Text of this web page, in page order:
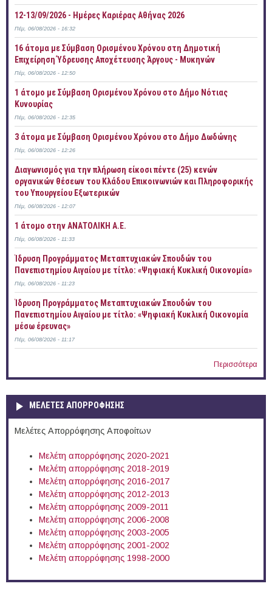
12-13/09/2026 - Ημέρες Καριέρας Αθήνας 2026
Πέμ, 06/08/2026 - 16:32
16 άτομα με Σύμβαση Ορισμένου Χρόνου στη Δημοτική
Επιχείρηση Ύδρευσης Αποχέτευσης Άργους - Μυκηνών
Πέμ, 06/08/2026 - 12:50
1 άτομο με Σύμβαση Ορισμένου Χρόνου στο Δήμο Νότιας
Κυνουρίας
Πέμ, 06/08/2026 - 12:35
3 άτομα με Σύμβαση Ορισμένου Χρόνου στο Δήμο Δωδώνης
Πέμ, 06/08/2026 - 12:26
Διαγωνισμός για την πλήρωση είκοσι πέντε (25) κενών
οργανικών θέσεων του Κλάδου Επικοινωνιών και Πληροφορικής
του Υπουργείου Εξωτερικών
Πέμ, 06/08/2026 - 12:07
1 άτομο στην ΑΝΑΤΟΛΙΚΗ Α.Ε.
Πέμ, 06/08/2026 - 11:33
Ίδρυση Προγράμματος Μεταπτυχιακών Σπουδών του
Πανεπιστημίου Αιγαίου με τίτλο: «Ψηφιακή Κυκλική Οικονομία»
Πέμ, 06/08/2026 - 11:23
Ίδρυση Προγράμματος Μεταπτυχιακών Σπουδών του
Πανεπιστημίου Αιγαίου με τίτλο: «Ψηφιακή Κυκλική Οικονομία
μέσω έρευνας»
Πέμ, 06/08/2026 - 11:17
Περισσότερα
ΜΕΛΕΤΕΣ ΑΠΟΡΡΟΦΗΣΗΣ
Μελέτες Απορρόφησης Αποφοίτων
Μελέτη απορρόφησης 2020-2021
Μελέτη απορρόφησης 2018-2019
Μελέτη απορρόφησης 2016-2017
Μελέτη απορρόφησης 2012-2013
Μελέτη απορρόφησης 2009-2011
Μελέτη απορρόφησης 2006-2008
Μελέτη απορρόφησης 2003-2005
Μελέτη απορρόφησης 2001-2002
Μελέτη απορρόφησης 1998-2000